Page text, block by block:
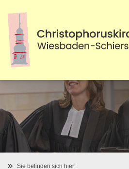
Sie befinden sich hier: